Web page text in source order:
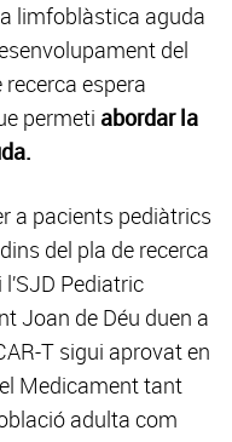
limfoblàstica aguda
del
recerca espera
permeti abordar la
a pacients pediàtrics
del pla de recerca
Pediatric
Joan de Déu duen a
T sigui aprovat en
Medicament tant
adulta com